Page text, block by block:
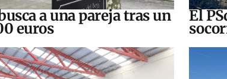
a una pareja tras un
euros
El